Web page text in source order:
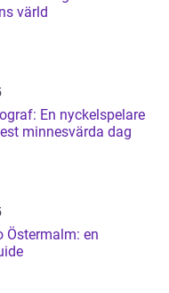
värld
En nyckelspelare
minnesvärda dag
Östermalm: en